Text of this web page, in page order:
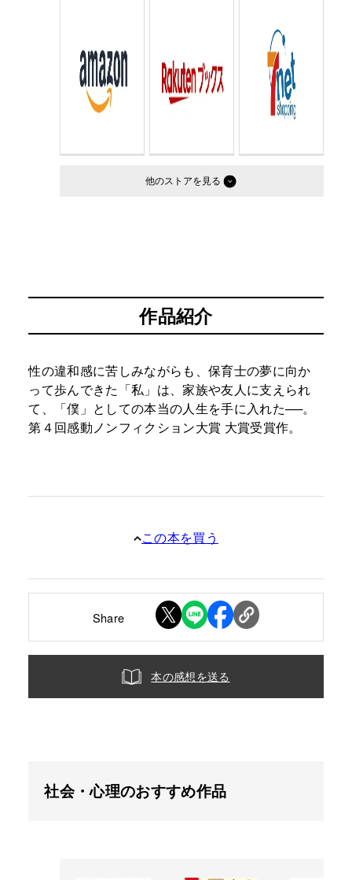
判型：
他のストア
作品紹介
性の違和感に苦しみながらも、保育士の夢に向か
って歩んできた「私」は、家族や友人に支えられ
て、「僕」としての本当の人生を手に入れた──。
第４回感動ノンフィクション大賞 大賞受賞作。
この本を買う
Share
本の感想を送る
社会・心理のおすすめ作品